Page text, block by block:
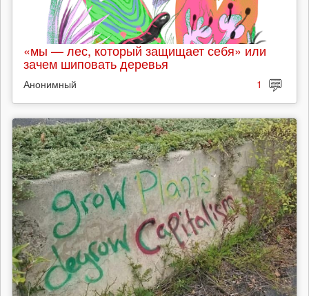
«мы — лес, который защищает себя» или
зачем шиповать деревья
Анонимный 1